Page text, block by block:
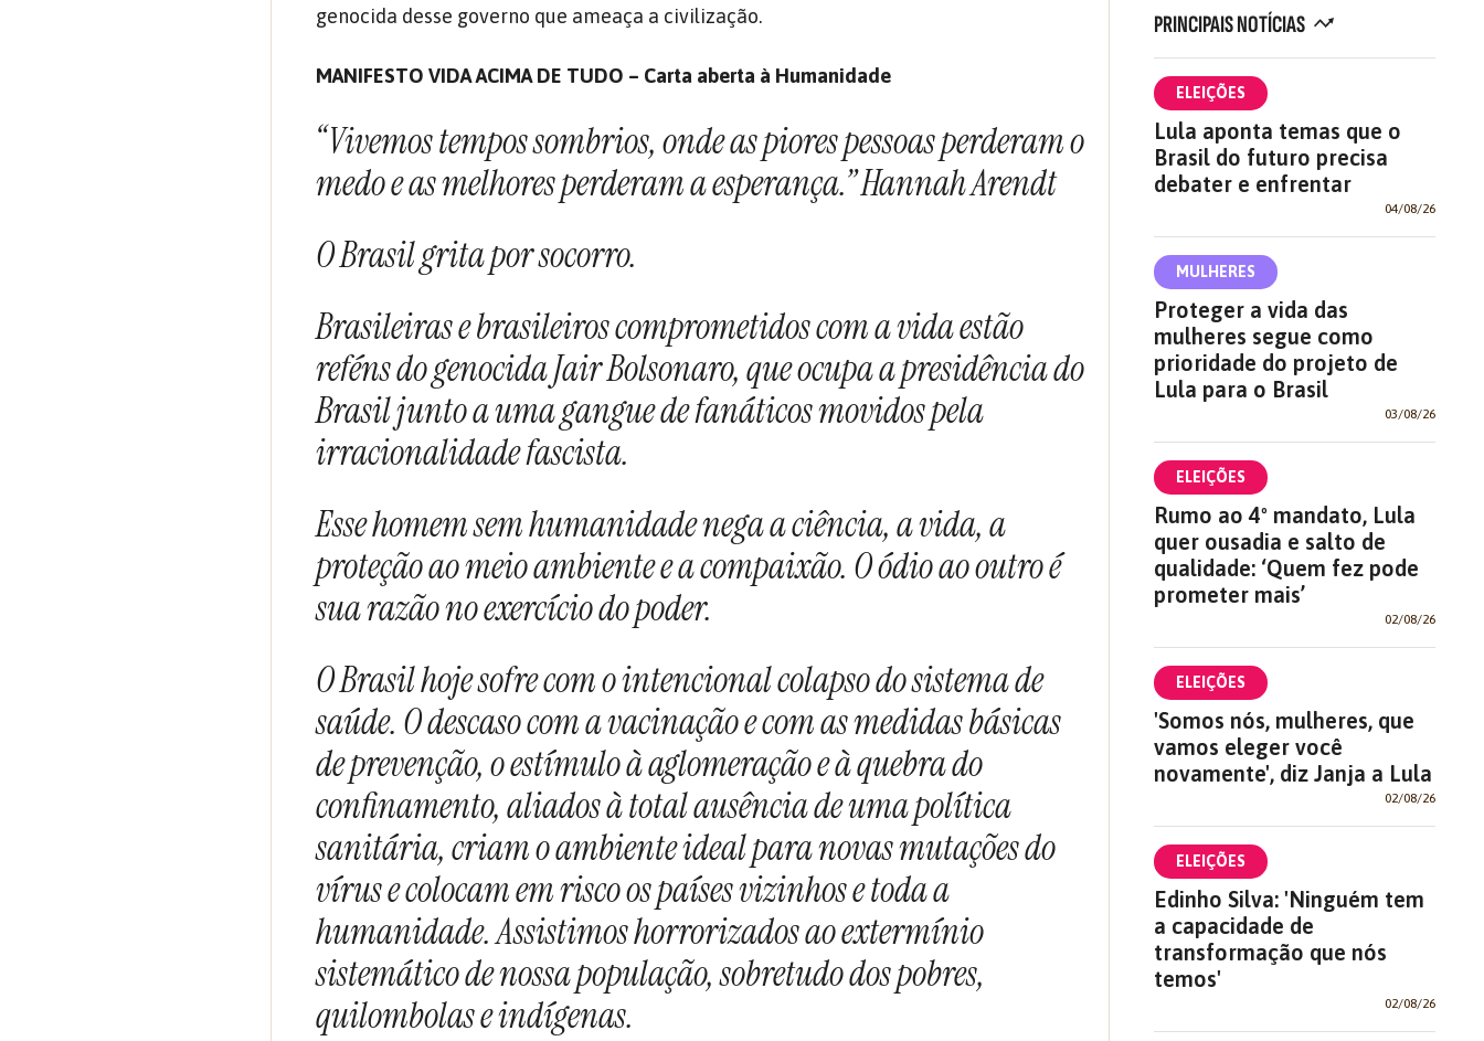
genocida desse governo que ameaça a civilização.
MANIFESTO VIDA ACIMA DE TUDO – Carta aberta à Humanidade
“Vivemos tempos sombrios, onde as piores pessoas perderam o
medo e as melhores perderam a esperança.” Hannah Arendt
O Brasil grita por socorro.
Brasileiras e brasileiros comprometidos com a vida estão
reféns do genocida Jair Bolsonaro, que ocupa a presidência do
Brasil junto a uma gangue de fanáticos movidos pela
irracionalidade fascista.
Esse homem sem humanidade nega a ciência, a vida, a
proteção ao meio ambiente e a compaixão. O ódio ao outro é
sua razão no exercício do poder.
O Brasil hoje sofre com o intencional colapso do sistema de
saúde. O descaso com a vacinação e com as medidas básicas
de prevenção, o estímulo à aglomeração e à quebra do
confinamento, aliados à total ausência de uma política
sanitária, criam o ambiente ideal para novas mutações do
vírus e colocam em risco os países vizinhos e toda a
humanidade. Assistimos horrorizados ao extermínio
sistemático de nossa população, sobretudo dos pobres,
quilombolas e indígenas.
PRINCIPAIS NOTÍCIAS
ELEIÇÕES
Lula aponta temas que o
Brasil do futuro precisa
debater e enfrentar
04/08/26
MULHERES
Proteger a vida das
mulheres segue como
prioridade do projeto de
Lula para o Brasil
03/08/26
ELEIÇÕES
Rumo ao 4º mandato, Lula
quer ousadia e salto de
qualidade: ‘Quem fez pode
prometer mais’
02/08/26
ELEIÇÕES
'Somos nós, mulheres, que
vamos eleger você
novamente', diz Janja a Lula
02/08/26
ELEIÇÕES
Edinho Silva: 'Ninguém tem
a capacidade de
transformação que nós
temos'
02/08/26